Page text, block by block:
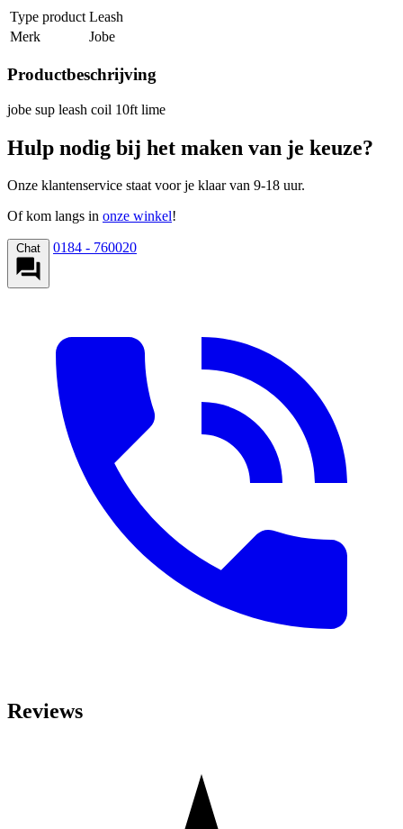
Type product Leash
Merk
Jobe
Productbeschrijving
jobe sup leash coil 10ft lime
Hulp nodig bij het maken van je keuze?
Onze klantenservice staat voor je klaar van 9-18 uur.
Of kom langs in onze winkel!
Chat 0184 - 760020
Reviews